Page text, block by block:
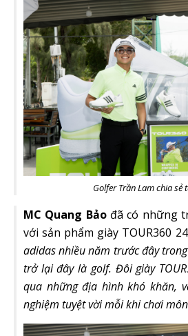
Golfer Trần Lam chia sẻ
MC Quang Bảođã có những
với sản phẩm giày TOUR360
adidas nhiều năm trước đây
trở lại đây là golf. Đôi giày
qua những địa hình khó khăn,
nghiệm tuyệt vời mỗi khi chơi